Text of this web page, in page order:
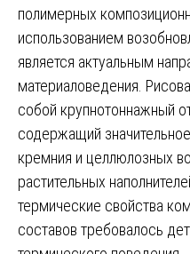
полимерных
использованием
является актуальным
материаловедения.
собой крупнотоннажный
содержащий
кремния и целлюлозных
растительных
термические свойства
составов требовалось